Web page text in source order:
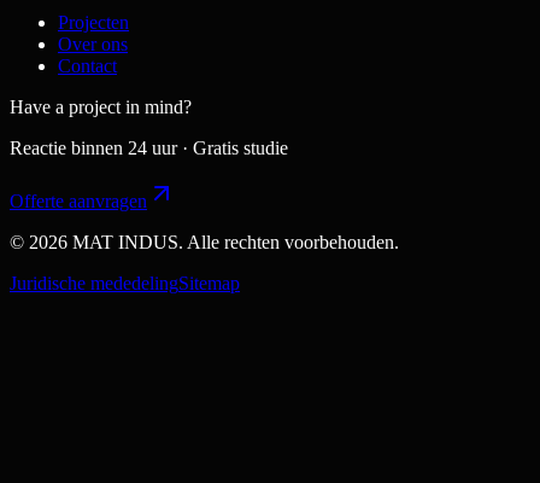
Projecten
Over ons
Contact
Have a project in mind?
Reactie binnen 24 uur · Gratis studie
Offerte aanvragen
© 2026 MAT INDUS. Alle rechten voorbehouden.
Juridische mededelingSitemap